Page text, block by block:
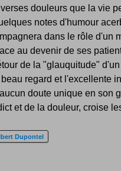
douleurs que la vie
notes d'humour
dans le rôle d'un
au devenir de ses
de la "glauquitude"
regard et l'excellente
doute unique en son
et de la douleur, croise
Dupontel